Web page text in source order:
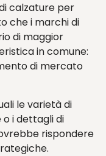
calzature per
che i marchi di
di maggior
in comune:
di mercato
le varietà di
i dettagli di
rispondere